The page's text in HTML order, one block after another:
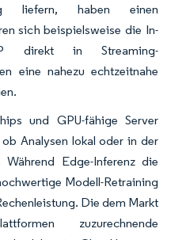
liefern, haben einen
sich beispielsweise die In-
direkt in Streaming-
eine nahezu echtzeitnahe
und GPU-fähige Server
Analysen lokal oder in der
Edge-Inferenz die
Modell-Retraining
Die dem Markt
zuzurechnende